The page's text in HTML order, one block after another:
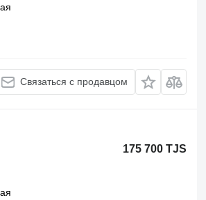
Связаться с продавцом
175 700 TJS